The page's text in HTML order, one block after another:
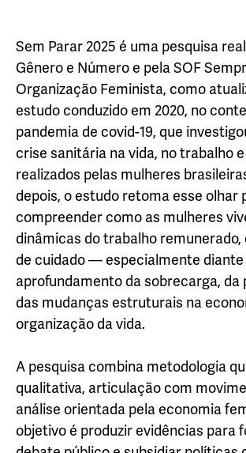
Sem Parar 2025 é uma pesquisa
Gênero e Número e pela SOF
Organização Feminista, como
estudo conduzido em 2020, no
pandemia de covid-19, que
crise sanitária na vida, no trabalho
realizados pelas mulheres
depois, o estudo retoma esse olhar
compreender como as mulheres
dinâmicas do trabalho
de cuidado — especialmente diante
aprofundamento da sobrecarga, da
das mudanças estruturais na
organização da vida.
A pesquisa combina metodologia
qualitativa, articulação com
análise orientada pela economia
objetivo é produzir evidências para